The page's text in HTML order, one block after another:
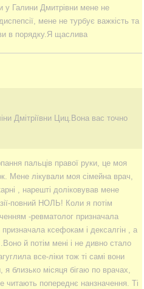
у Галини Дмитрівни мене не
мене не турбує важкість та
в порядку.Я щаслива
Дмітріївни Циц.Вона вас точно
пальців правої руки, це моя
Мене лікували моя сімейна врач,
, нарешті доліковував мене
повний НОЛЬ! Коли я потім
-ревматолог призначала
ксефокам і дексалгін , а
й потім мені і не дивно стало
все-ліки тож ті самі вони
близько місяця бігаю по врачах,
читають попереднє нанзначення. Ті